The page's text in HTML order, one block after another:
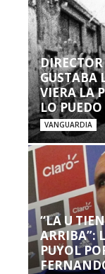
GUSTABA
VIERA LA
LO PUEDO
VANGUARDIA
“LA U
ARRIBA”:
PUYOL